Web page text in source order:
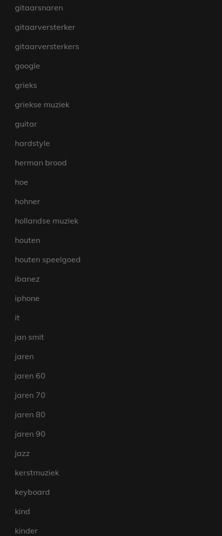
gitaarsnaren
gitaarversterker
gitaarversterkers
google
grieks
griekse muziek
guitar
hardstyle
herman brood
hoe
hohner
hollandse muziek
houten
houten speelgoed
ibanez
iphone
it
jan smit
jaren
jaren 60
jaren 70
jaren 80
jaren 90
jazz
kerstmuziek
keyboard
kind
kinder